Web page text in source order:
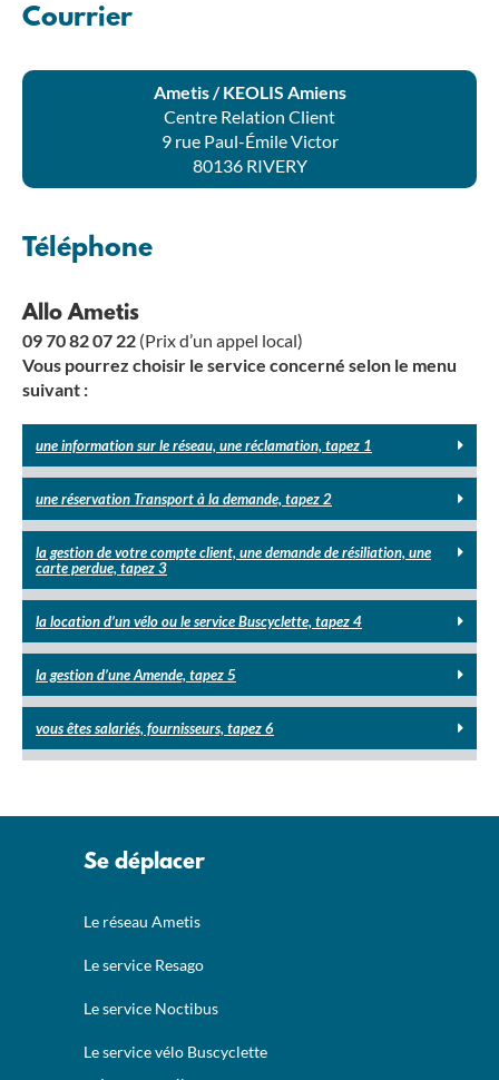
Courrier
Ametis / KEOLIS Amiens
Centre Relation Client
9 rue Paul-Émile Victor
80136 RIVERY
Téléphone
Allo Ametis
09 70 82 07 22 (Prix d’un appel local)
Vous pourrez choisir le service concerné selon le menu
suivant :
une information sur le réseau, une réclamation, tapez 1
une réservation Transport à la demande, tapez 2
la gestion de votre compte client, une demande de résiliation, une
carte perdue, tapez 3
la location d’un vélo ou le service Buscyclette, tapez 4
la gestion d’une Amende, tapez 5
vous êtes salariés, fournisseurs, tapez 6
Se déplacer
Le réseau Ametis
Le service Resago
Le service Noctibus
Le service vélo Buscyclette